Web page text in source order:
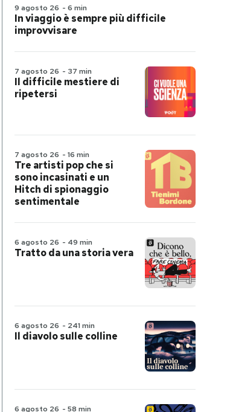
9 agosto 26 - 6 min
In viaggio è sempre più difficile
improvvisare
7 agosto 26 - 37 min
Il difficile mestiere di
ripetersi
7 agosto 26 - 16 min
Tre artisti pop che si
sono incasinati e un
Hitch di spionaggio
sentimentale
6 agosto 26 - 49 min
Tratto da una storia vera
6 agosto 26 - 241 min
Il diavolo sulle colline
6 agosto 26 - 58 min